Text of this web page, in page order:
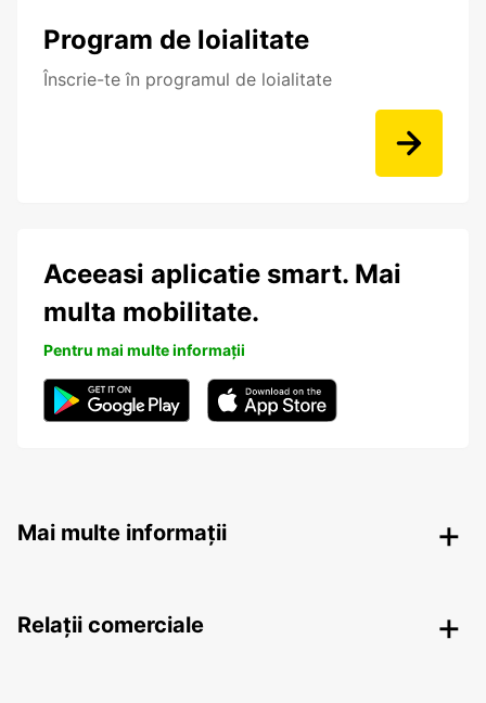
Program de loialitate
Înscrie-te în programul de loialitate
Aceeasi aplicatie smart. Mai
multa mobilitate.
Pentru mai multe informații
Mai multe informații
Relații comerciale